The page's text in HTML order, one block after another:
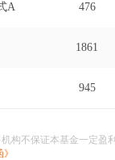
A 476
1861
945
构不保证本基金一定